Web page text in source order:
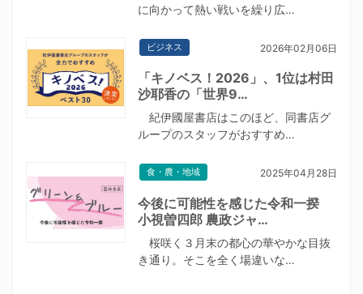
に向かって熱い戦いを繰り広…
ビジネス 2026年02月06日
「キノベス！2026」、1位は村田
沙耶香の「世界9…
紀伊國屋書店はこのほど、同書店グ
ループのスタッフがおすすめ…
食・農・地域 2025年04月28日
今後に可能性を感じた令和一揆
小視曽四郎 農政ジャ…
桜咲く３月末の都心の華やかな目抜
き通り。そこを全く場違いな…